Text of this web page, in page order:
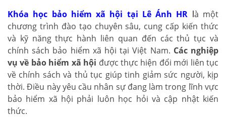
Khóa học bảo hiểm xã hội tại Lê Ánh HR là một
chương trình đào tạo chuyên sâu, cung cấp kiến thức
và kỹ năng thực hành liên quan đến các thủ tục và
chính sách bảo hiểm xã hội tại Việt Nam. Các nghiệp
vụ về bảo hiểm xã hội được thực hiện đổi mới liên tục
về chính sách và thủ tục giúp tinh giảm sức người, kịp
thời. Điều này yêu cầu nhân sự đang làm trong lĩnh vực
bảo hiểm xã hội phải luôn học hỏi và cập nhật kiến
thức.